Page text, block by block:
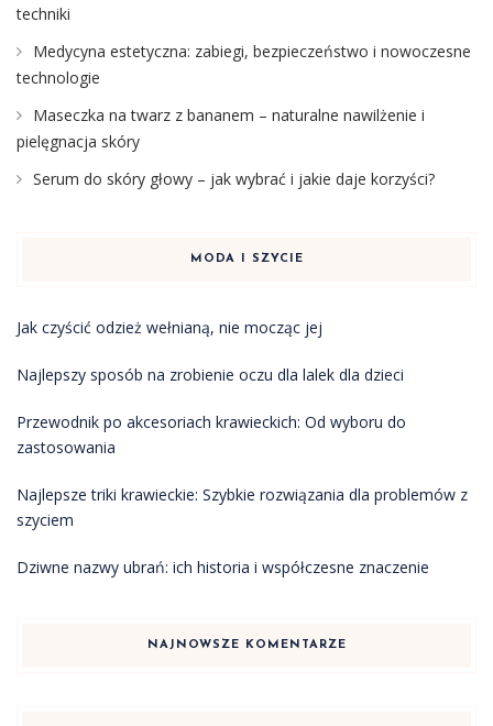
techniki
Medycyna estetyczna: zabiegi, bezpieczeństwo i nowoczesne
technologie
Maseczka na twarz z bananem – naturalne nawilżenie i
pielęgnacja skóry
Serum do skóry głowy – jak wybrać i jakie daje korzyści?
MODA I SZYCIE
Jak czyścić odzież wełnianą, nie mocząc jej
Najlepszy sposób na zrobienie oczu dla lalek dla dzieci
Przewodnik po akcesoriach krawieckich: Od wyboru do
zastosowania
Najlepsze triki krawieckie: Szybkie rozwiązania dla problemów z
szyciem
Dziwne nazwy ubrań: ich historia i współczesne znaczenie
NAJNOWSZE KOMENTARZE